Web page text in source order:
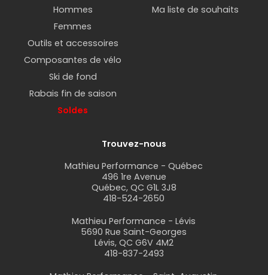
Hommes
Femmes
Outils et accessoires
Composantes de vélo
Ski de fond
Rabais fin de saison
Soldes
Ma liste de souhaits
Trouvez-nous
Mathieu Performance - Québec
496 1re Avenue
Québec, QC G1L 3J8
418-524-2650
Mathieu Performance - Lévis
5690 Rue Saint-Georges
Lévis, QC G6V 4M2
418-837-2493